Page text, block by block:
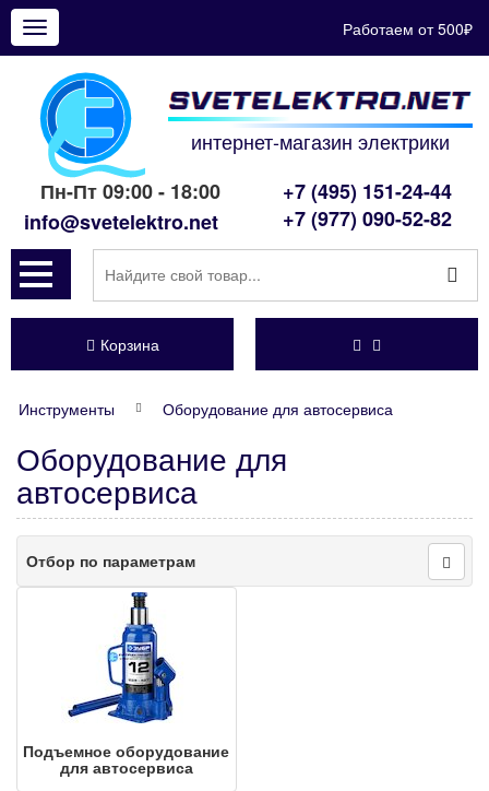
Показать
меню
Работаем от 500₽
интернет-магазин электрики
Пн-Пт 09:00 - 18:00
info@svetelektro.net
+7 (495) 151-24-44
+7 (977) 090-52-82
Корзина
Инструменты Оборудование для автосервиса
Оборудование для
автосервиса
Отбор по параметрам
Подъемное обо­ру­до­ва­ние
для ав­то­сер­ви­са